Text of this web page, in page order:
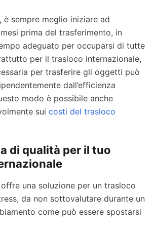
è sempre meglio iniziare ad
prima del trasferimento, in
adeguato per occuparsi di tutte
per il trasloco internazionale,
per trasferire gli oggetti può
dall’efficienza
modo è possibile anche
sui costi del trasloco
di qualità per il tuo
una soluzione per un trasloco
da non sottovalutare durante un
come può essere spostarsi